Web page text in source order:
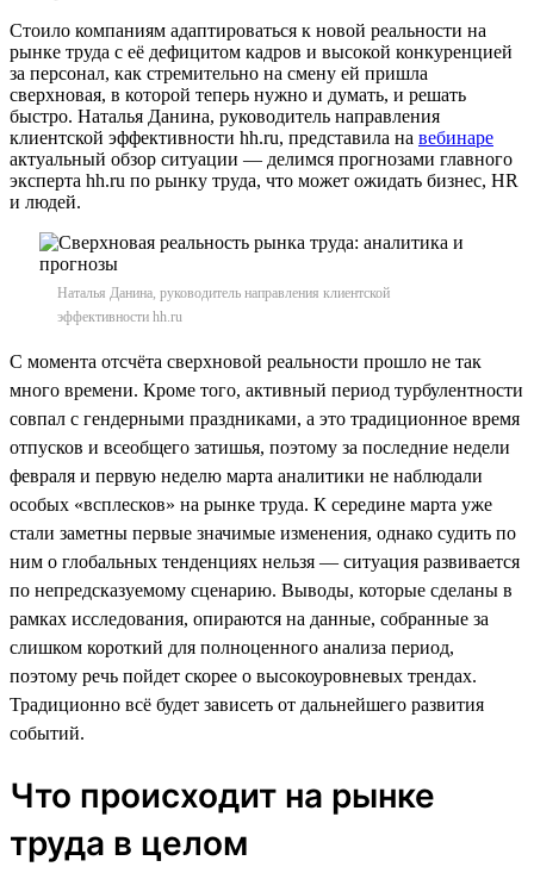
Стоило компаниям адаптироваться к новой реальности на
рынке труда с её дефицитом кадров и высокой конкуренцией
за персонал, как стремительно на смену ей пришла
сверхновая, в которой теперь нужно и думать, и решать
быстро. Наталья Данина, руководитель направления
клиентской эффективности hh.ru, представила на вебинаре
актуальный обзор ситуации — делимся прогнозами главного
эксперта hh.ru по рынку труда, что может ожидать бизнес, HR
и людей.
Наталья Данина, руководитель направления клиентской
эффективности hh.ru
С момента отсчёта сверхновой реальности прошло не так
много времени. Кроме того, активный период турбулентности
совпал с гендерными праздниками, а это традиционное время
отпусков и всеобщего затишья, поэтому за последние недели
февраля и первую неделю марта аналитики не наблюдали
особых «всплесков» на рынке труда. К середине марта уже
стали заметны первые значимые изменения, однако судить по
ним о глобальных тенденциях нельзя — ситуация развивается
по непредсказуемому сценарию. Выводы, которые сделаны в
рамках исследования, опираются на данные, собранные за
слишком короткий для полноценного анализа период,
поэтому речь пойдет скорее о высокоуровневых трендах.
Традиционно всё будет зависеть от дальнейшего развития
событий.
Что происходит на рынке
труда в целом